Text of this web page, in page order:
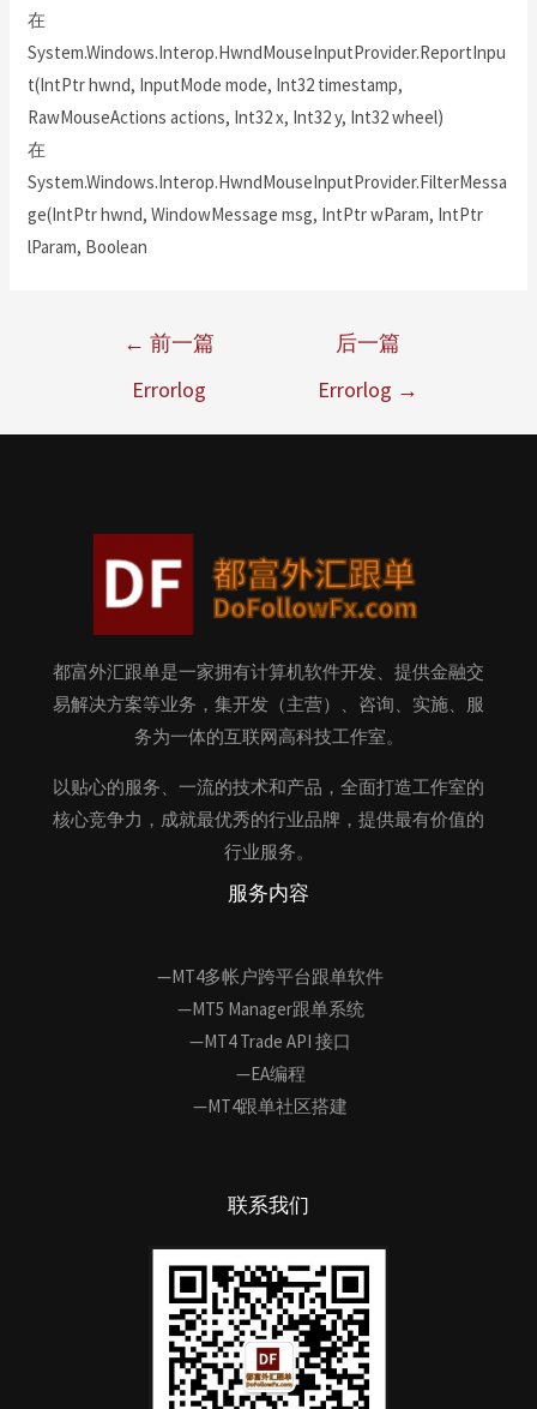
在
System.Windows.Interop.HwndMouseInputProvider.ReportInpu
t(IntPtr hwnd, InputMode mode, Int32 timestamp,
RawMouseActions actions, Int32 x, Int32 y, Int32 wheel)
在
System.Windows.Interop.HwndMouseInputProvider.FilterMessa
ge(IntPtr hwnd, WindowMessage msg, IntPtr wParam, IntPtr
lParam, Boolean
← 前一篇
Errorlog
后一篇
Errorlog →
都富外汇跟单是一家拥有计算机软件开发、提供金融交
易解决方案等业务，集开发（主营）、咨询、实施、服
务为一体的互联网高科技工作室。
以贴心的服务、一流的技术和产品，全面打造工作室的
核心竞争力，成就最优秀的行业品牌，提供最有价值的
行业服务。
服务内容
—MT4多帐户跨平台跟单软件
—MT5 Manager跟单系统
—MT4 Trade API 接口
—EA编程
—MT4跟单社区搭建
联系我们